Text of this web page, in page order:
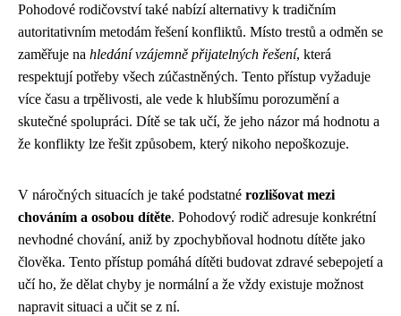
Pohodové rodičovství také nabízí alternativy k tradičním
autoritativním metodám řešení konfliktů. Místo trestů a odměn se
zaměřuje na hledání vzájemně přijatelných řešení, která
respektují potřeby všech zúčastněných. Tento přístup vyžaduje
více času a trpělivosti, ale vede k hlubšímu porozumění a
skutečné spolupráci. Dítě se tak učí, že jeho názor má hodnotu a
že konflikty lze řešit způsobem, který nikoho nepoškozuje.
V náročných situacích je také podstatné rozlišovat mezi
chováním a osobou dítěte. Pohodový rodič adresuje konkrétní
nevhodné chování, aniž by zpochybňoval hodnotu dítěte jako
člověka. Tento přístup pomáhá dítěti budovat zdravé sebepojetí a
učí ho, že dělat chyby je normální a že vždy existuje možnost
napravit situaci a učit se z ní.